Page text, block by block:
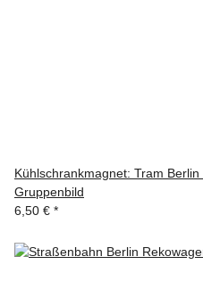
Kühlschrankmagnet: Tram
Gruppenbild
6,50 € *